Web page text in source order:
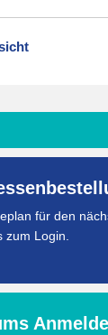
für den
zum Login.